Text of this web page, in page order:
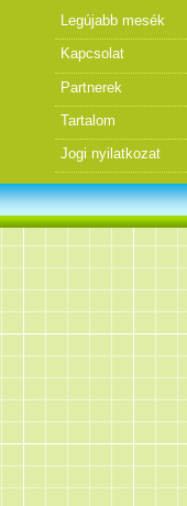
Legújabb mesék
Kapcsolat
Partnerek
Tartalom
Jogi nyilatkozat